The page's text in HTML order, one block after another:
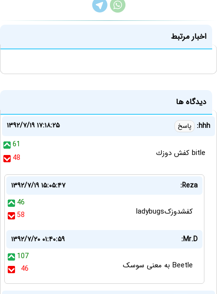
اخبار مرتبط
دیدگاه ها
hhh: پاسخ
۱۳۹۲/۷/۱۹ ۱۷:۱۸:۲۵
61
48
bitle كفش دوزك
Reza:
۱۳۹۲/۷/۱۹ ۱۵:۰۵:۴۷
46
58
کفشدوزکladybugs
Mr.D:
۱۳۹۲/۷/۲۰ ۰۱:۴۰:۵۹
107
46
Beetle به معنی سوسک